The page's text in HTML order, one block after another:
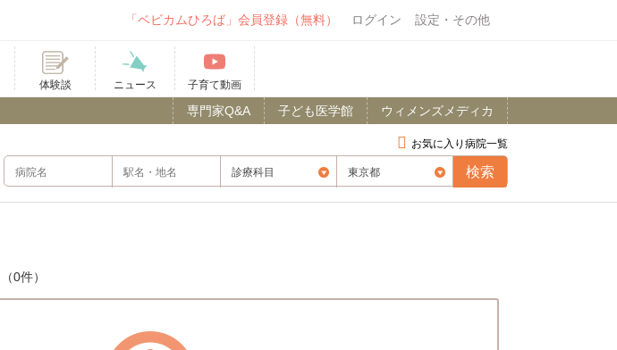
「ベビカムひろば」会員登録（無料） ログイン 設定・その他
体験談 ニュース 子育て動画
ウィメンズメディカ
子ども医学館
専門家Q&A
お気に入り病院一覧
（0件）